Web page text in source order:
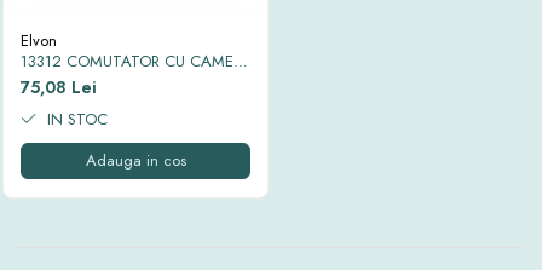
Thorn ECO
Vyrtych
Elvon
13312 COMUTATOR CU CAME
0-1 2P EV126 32A
75,08 Lei
IN STOC
Adauga in cos